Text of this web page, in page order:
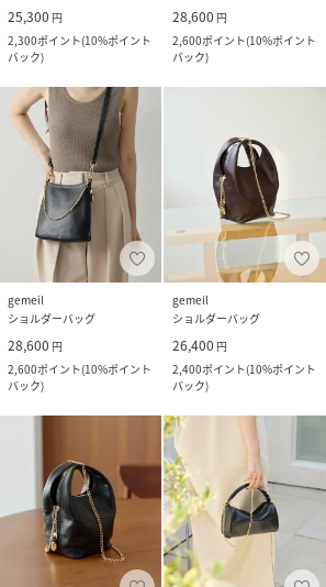
25,300 円
2,300ポイント(10%ポイント
バック)
28,600 円
2,600ポイント(10%ポイント
バック)
gemeil
ショルダーバッグ
28,600 円
2,600ポイント(10%ポイント
バック)
gemeil
ショルダーバッグ
26,400 円
2,400ポイント(10%ポイント
バック)